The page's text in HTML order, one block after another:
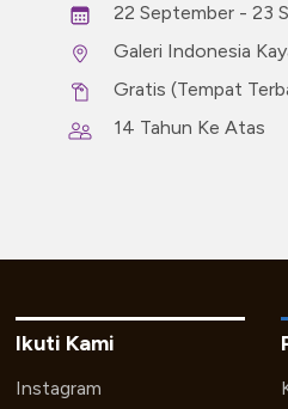
22 September - 23
Galeri Indonesia
Gratis (Tempat
14 Tahun Ke Atas
Ikuti Kami
Instagram